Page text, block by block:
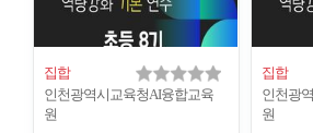
집합
인천광역시교육청AI융합교육
원
집합
인천광
원